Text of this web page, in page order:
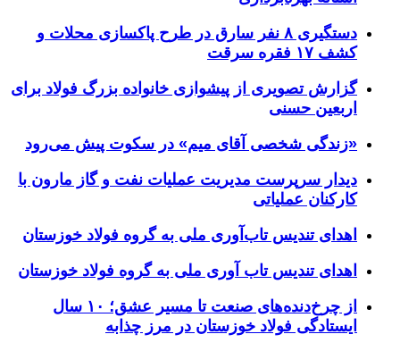
دستگیری ۸ نفر سارق در طرح پاکسازی محلات و
کشف ۱۷ فقره سرقت
گزارش تصویری از پیشوازی خانواده بزرگ فولاد برای
اربعین حسنی
«زندگی شخصی آقای میم» در سکوت پیش می‌رود
دیدار سرپرست مدیریت عملیات نفت و گاز مارون با
کارکنان عملیاتی
اهدای تندیس تاب‌آوری ملی به گروه فولاد خوزستان
اهدای تندیس تاب آوری ملی به گروه فولاد خوزستان
از چرخ‌دنده‌های صنعت تا مسیر عشق؛ ۱۰ سال
ایستادگی فولاد خوزستان در مرز چذابه